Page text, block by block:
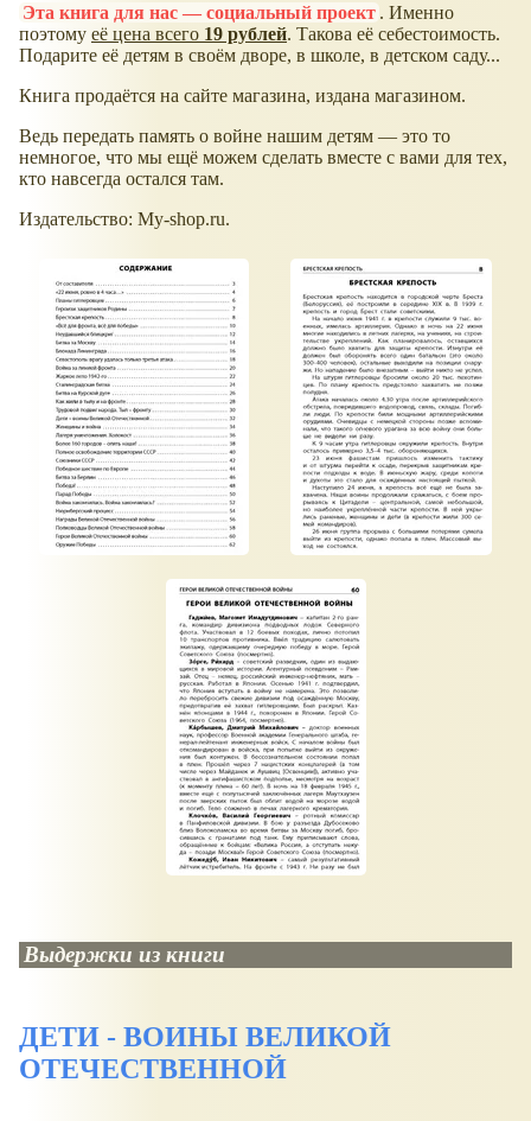
Эта книга для нас — социальный проект . Именно
поэтому её цена всего 19 рублей. Такова её себестоимость.
Подарите её детям в своём дворе, в школе, в детском саду...
Книга продаётся на сайте магазина, издана магазином.
Ведь передать память о войне нашим детям — это то
немногое, что мы ещё можем сделать вместе с вами для тех,
кто навсегда остался там.
Издательство: My-shop.ru.
Выдержки из книги
ДЕТИ - ВОИНЫ ВЕЛИКОЙ
ОТЕЧЕСТВЕННОЙ